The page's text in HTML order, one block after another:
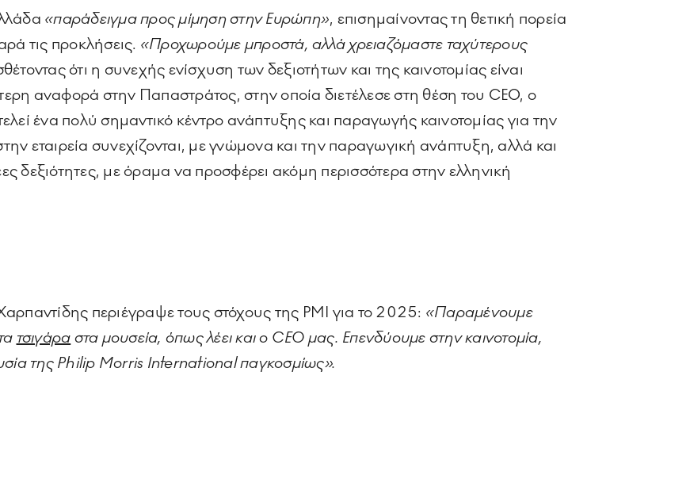
«παράδειγμα προς μίμηση στην Ευρώπη», επισημαίνοντας τη θετική πορεία
τις προκλήσεις. «Προχωρούμε μπροστά, αλλά χρειαζόμαστε ταχύτερους
ότι η συνεχής ενίσχυση των δεξιοτήτων και της καινοτομίας είναι
αναφορά στην Παπαστράτος, στην οποία διετέλεσε στη θέση του CEO, ο
ένα πολύ σημαντικό κέντρο ανάπτυξης και παραγωγής καινοτομίας για την
εταιρεία συνεχίζονται, με γνώμονα και την παραγωγική ανάπτυξη, αλλά και
δεξιότητες, με όραμα να προσφέρει ακόμη περισσότερα στην ελληνική
περιέγραψε τους στόχους της PMI για το 2025: «Παραμένουμε
τσιγάρα στα μουσεία, όπως λέει και ο CEO μας. Επενδύουμε στην καινοτομία,
της Philip Morris International παγκοσμίως».